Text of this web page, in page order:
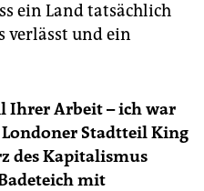
ein Land tatsächlich
verlässt und ein
Ihrer Arbeit – ich war
Stadtteil King
des Kapitalismus
mit